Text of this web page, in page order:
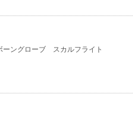
ーングローブ スカルフライト